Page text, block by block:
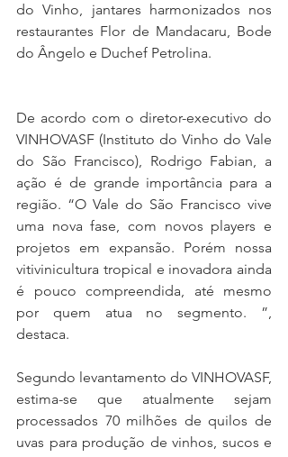
do Vinho, jantares harmonizados nos
restaurantes Flor de Mandacaru, Bode
do Ângelo e Duchef Petrolina.
De acordo com o diretor-executivo do
VINHOVASF (Instituto do Vinho do Vale
do São Francisco), Rodrigo Fabian, a
ação é de grande importância para a
região. “O Vale do São Francisco vive
uma nova fase, com novos players e
projetos em expansão. Porém nossa
vitivinicultura tropical e inovadora ainda
é pouco compreendida, até mesmo
por quem atua no segmento. ”,
destaca.
Segundo levantamento do VINHOVASF,
estima-se que atualmente sejam
processados 70 milhões de quilos de
uvas para produção de vinhos, sucos e